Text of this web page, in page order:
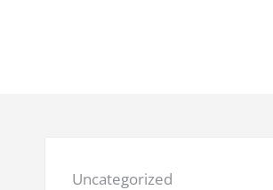
Posted
Uncategorized